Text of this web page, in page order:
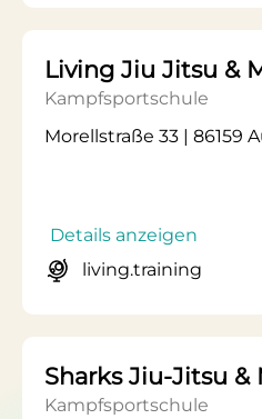
Living Jiu Jitsu &
Kampfsportschule
Morellstraße 33 | 86159
Details anzeigen
living.training
Sharks Jiu-Jitsu
Kampfsportschule